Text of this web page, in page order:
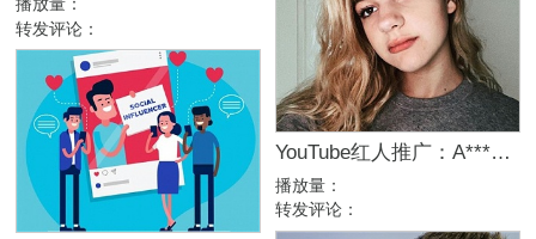
转发评论：
YouTube红人推广：A***e｜美国 生活
播放量：
转发评论：